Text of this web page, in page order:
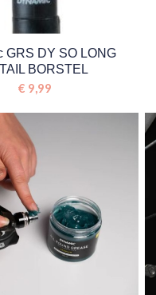
GRS DY SO LONG
BORSTEL
€ 9,99